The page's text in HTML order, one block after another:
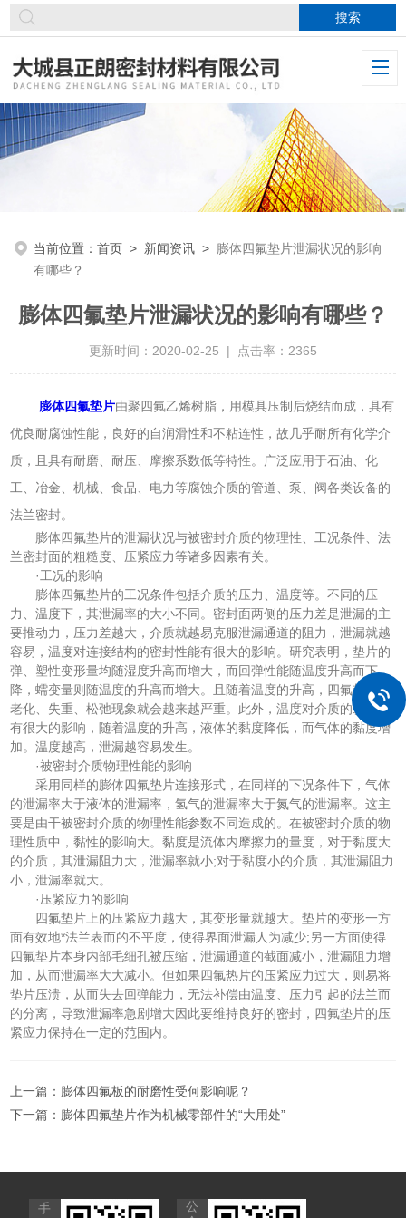
当前位置：首页 > 新闻资讯 > 膨体四氟垫片泄漏状况的影响
有哪些？
膨体四氟垫片泄漏状况的影响有哪些？
更新时间：2020-02-25 | 点击率：2365
膨体四氟垫片由聚四氟乙烯树脂，用模具压制后烧结而成，具有
优良耐腐蚀性能，良好的自润滑性和不粘连性，故几乎耐所有化学介
质，且具有耐磨、耐压、摩擦系数低等特性。广泛应用于石油、化
工、冶金、机械、食品、电力等腐蚀介质的管道、泵、阀各类设备的
法兰密封。
膨体四氟垫片的泄漏状况与被密封介质的物理性、工况条件、法
兰密封面的粗糙度、压紧应力等诸多因素有关。
·工况的影响
膨体四氟垫片的工况条件包括介质的压力、温度等。不同的压
力、温度下，其泄漏率的大小不同。密封面两侧的压力差是泄漏的主
要推动力，压力差越大，介质就越易克服泄漏通道的阻力，泄漏就越
容易，温度对连接结构的密封性能有很大的影响。研究表明，垫片的
弹、塑性变形量均随湿度升高而增大，而回弹性能随温度升高而下
降，蠕变量则随温度的升高而增大。且随着温度的升高，四氟垫片的
老化、失重、松弛现象就会越来越严重。此外，温度对介质的黏度也
有很大的影响，随着温度的升高，液体的黏度降低，而气体的黏度增
加。温度越高，泄漏越容易发生。
·被密封介质物理性能的影响
采用同样的膨体四氟垫片连接形式，在同样的下况条件下，气体
的泄漏率大于液体的泄漏率，氢气的泄漏率大于氮气的泄漏率。这主
要是由干被密封介质的物理性能参数不同造成的。在被密封介质的物
理性质中，黏性的影响大。黏度是流体内摩擦力的量度，对于黏度大
的介质，其泄漏阻力大，泄漏率就小;对于黏度小的介质，其泄漏阻力
小，泄漏率就大。
·压紧应力的影响
四氟垫片上的压紧应力越大，其变形量就越大。垫片的变形一方
面有效地*法兰表而的不平度，使得界面泄漏人为减少;另一方面使得
四氟垫片本身内部毛细孔被压缩，泄漏通道的截面减小，泄漏阻力增
加，从而泄漏率大大减小。但如果四氟热片的压紧应力过大，则易将
垫片压溃，从而失去回弹能力，无法补偿由温度、压力引起的法兰而
的分离，导致泄漏率急剧增大因此要维持良好的密封，四氟垫片的压
紧应力保持在一定的范围内。
上一篇： 膨体四氟板的耐磨性受何影响呢？
下一篇： 膨体四氟垫片作为机械零部件的“大用处”
手
公